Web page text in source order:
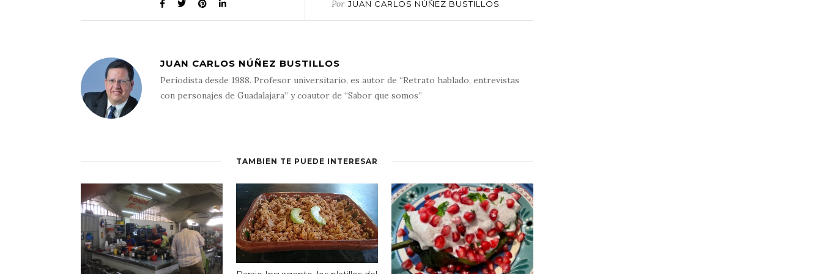
Por JUAN CARLOS NÚÑEZ BUSTILLOS
JUAN CARLOS NÚÑEZ BUSTILLOS
Periodista desde 1988. Profesor universitario, es autor de “Retrato hablado, entrevistas
con personajes de Guadalajara” y coautor de “Sabor que somos”
TAMBIÉN TE PUEDE INTERESAR